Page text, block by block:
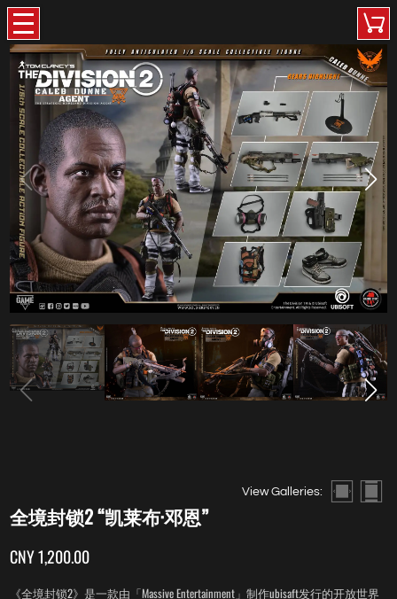
View Galleries:
全境封锁2 “凯莱布·邓恩”
CNY 1,200.00
《全境封锁2》是一款由「Massive Entertainment」制作ubisaft发行的开放世界